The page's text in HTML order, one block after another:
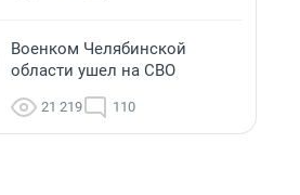
Военком Челябинской
области ушел на СВО
21 219 110